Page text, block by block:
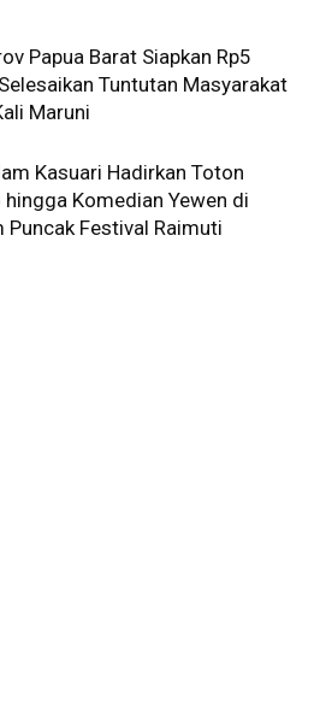
Papua Barat Siapkan Rp5
Tuntutan Masyarakat
Maruni
Kasuari Hadirkan Toton
hingga Komedian Yewen di
Puncak Festival Raimuti